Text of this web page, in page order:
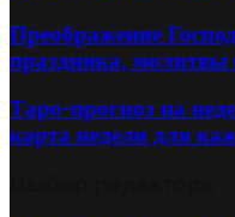
Преображение
праздника, молитвы
Таро-прогноз на
карта недели для